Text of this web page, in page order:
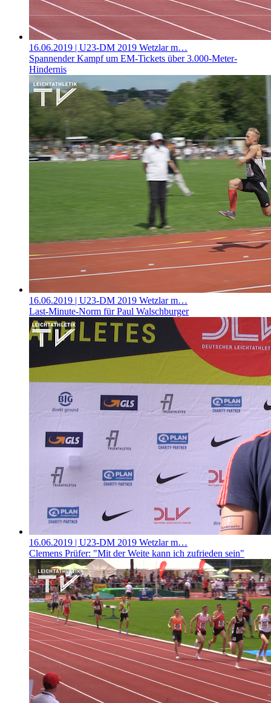
16.06.2019 | U23-DM 2019 Wetzlar m…
Spannender Kampf um EM-Tickets über 3.000-Meter-
Hindernis
16.06.2019 | U23-DM 2019 Wetzlar m…
Last-Minute-Norm für Paul Walschburger
16.06.2019 | U23-DM 2019 Wetzlar m…
Clemens Prüfer: "Mit der Weite kann ich zufrieden sein"